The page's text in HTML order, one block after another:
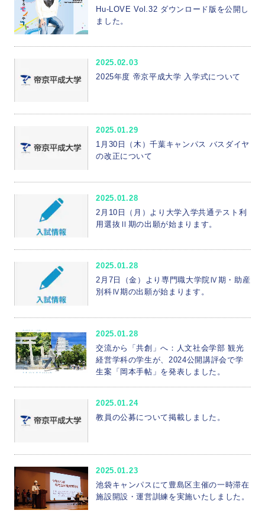
Hu-LOVE Vol.32 ダウンロード版を公開し
ました。
2025.02.03
2025年度 帝京平成大学 入学式について
2025.01.29
1月30日（木）千葉キャンパス バスダイヤ
の改正について
2025.01.28
2月10日（月）より大学入学共通テスト利
用選抜Ⅱ期の出願が始まります。
2025.01.28
2月7日（金）より専門職大学院Ⅳ期・助産
別科Ⅳ期の出願が始まります。
2025.01.28
交流から「共創」へ：人文社会学部 観光
経営学科の学生が、2024公開講評会で学
生案「岡本手帖」を発表しました。
2025.01.24
教員の公募について掲載しました。
2025.01.23
池袋キャンパスにて豊島区主催の一時滞在
施設開設・運営訓練を実施いたしました。